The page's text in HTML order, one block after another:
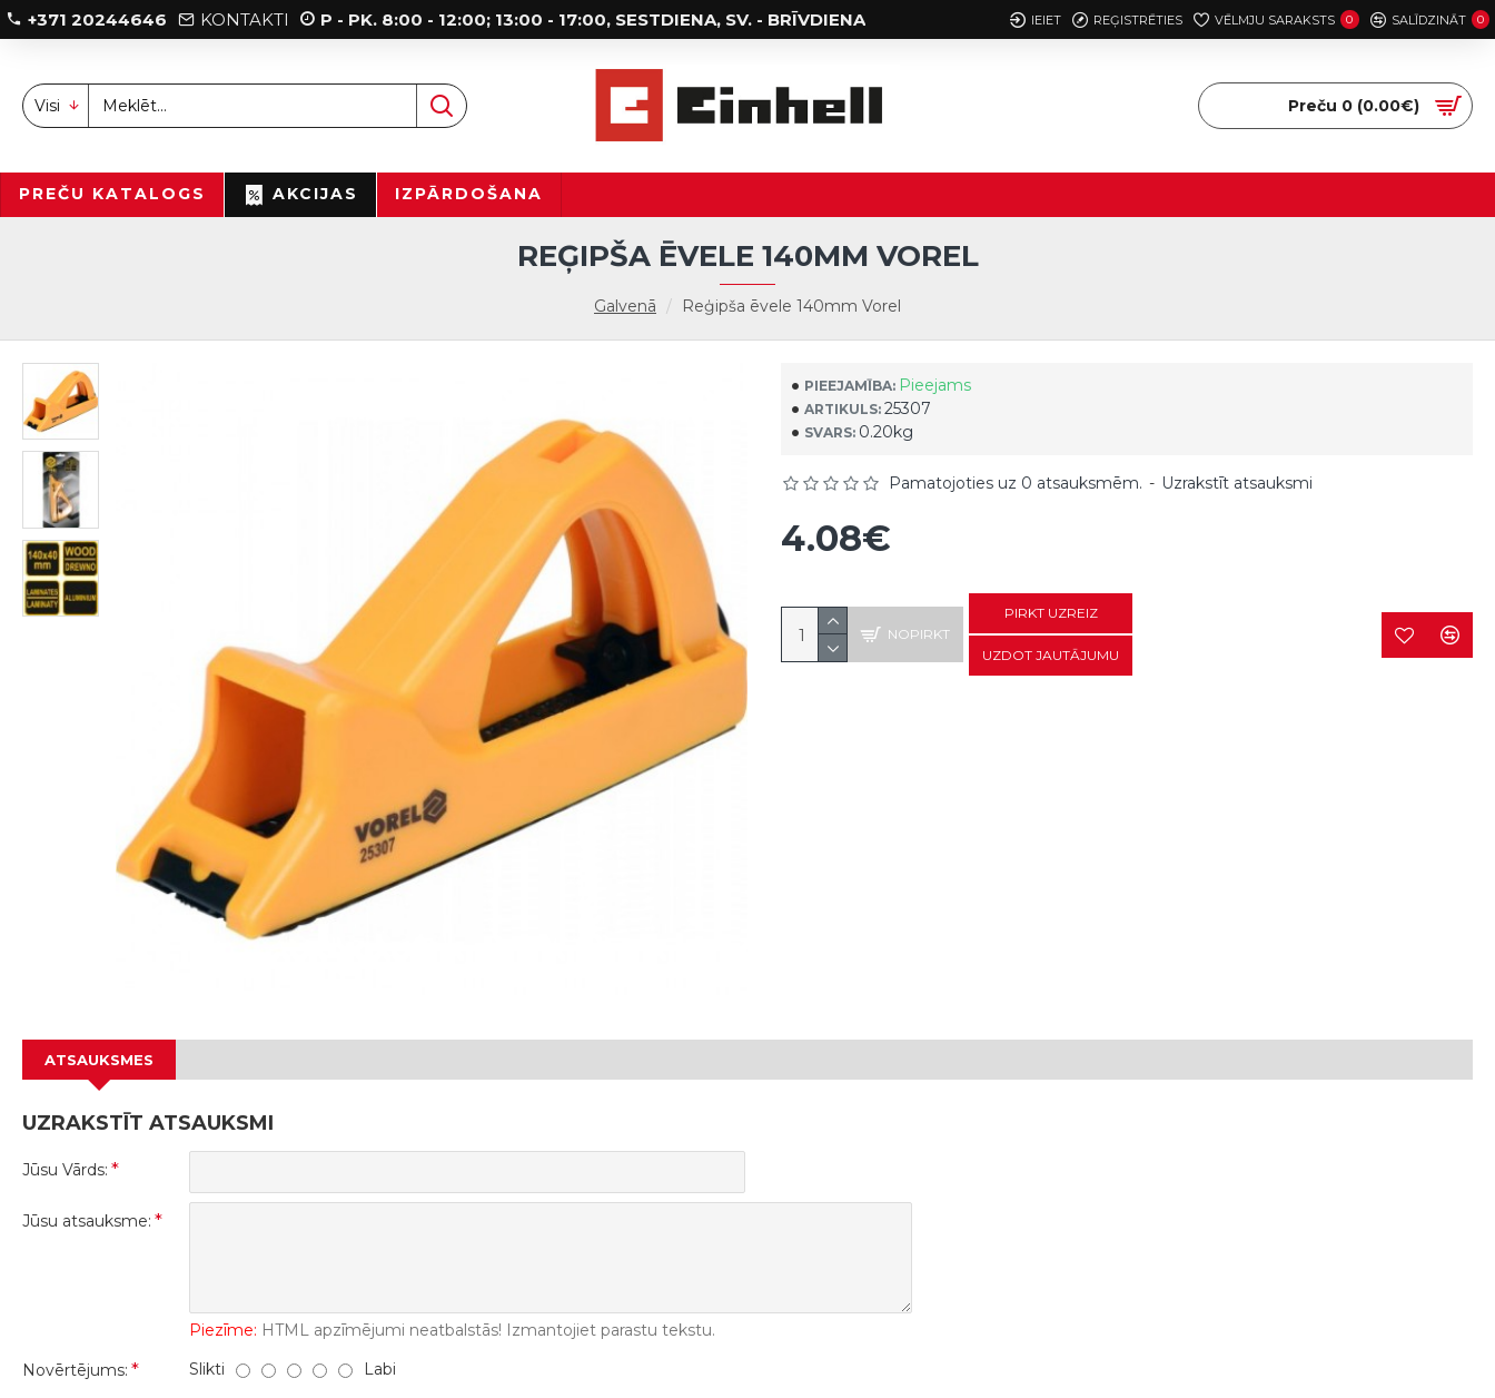
+371 20244646 KONTAKTI P - PK. 8:00 - 12:00; 13:00 - 17:00, SESTDIENA, SV. - BRĪVDIENA IEIET REĢISTRĒTIES VĒLMJU SARAKSTS 0 SALĪDZINĀT 0
Visi Preču 0 (0.00€)
PREČU KATALOGS AKCIJAS IZPĀRDOŠANA
Galvenā Reģipša ēvele 140mm Vorel
REĢIPŠA ĒVELE 140MM VOREL
PIEEJAMĪBA: Pieejams
ARTIKULS: 25307
SVARS: 0.20kg
Pamatojoties uz 0 atsauksmēm. - Uzrakstīt atsauksmi
4.08€
NOPIRKT
PIRKT UZREIZ
UZDOT JAUTĀJUMU
ATSAUKSMES
UZRAKSTĪT ATSAUKSMI
Jūsu Vārds:
Jūsu atsauksme:
Piezīme: HTML apzīmējumi neatbalstās! Izmantojiet parastu tekstu.
Novērtējums:
Slikti Labi